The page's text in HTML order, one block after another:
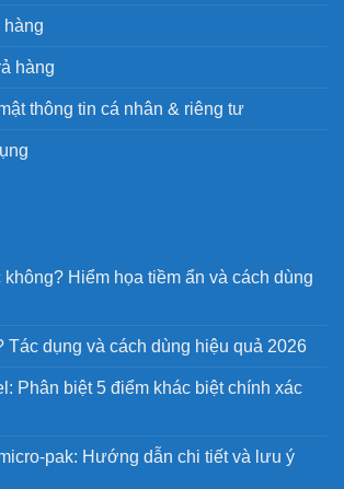
hàng
hàng
thông tin cá nhân & riêng tư
Hiểm họa tiềm ẩn và cách dùng
Tác dụng và cách dùng hiệu quả 2026
Phân biệt 5 điểm khác biệt chính xác
pak: Hướng dẫn chi tiết và lưu ý